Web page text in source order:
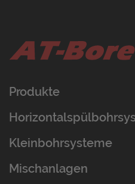
Produkte
Kleinbohrsysteme
Mischanlagen